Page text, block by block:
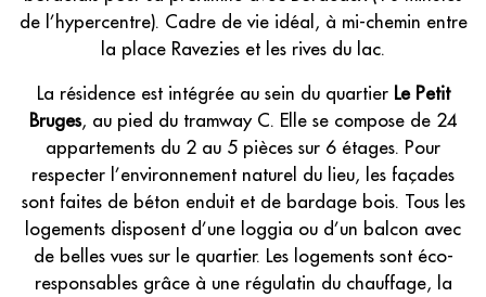
de l’hypercentre). Cadre de vie idéal, à mi-chemin entre
la place Ravezies et les rives du lac.
La résidence est intégrée au sein du quartier Le Petit
Bruges, au pied du tramway C. Elle se compose de 24
appartements du 2 au 5 pièces sur 6 étages. Pour
respecter l’environnement naturel du lieu, les façades
sont faites de béton enduit et de bardage bois. Tous les
logements disposent d’une loggia ou d’un balcon avec
de belles vues sur le quartier. Les logements sont éco-
responsables grâce à une régulatin du chauffage, la